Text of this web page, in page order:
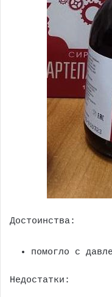
Достоинства:
помогло с
Недостатки: